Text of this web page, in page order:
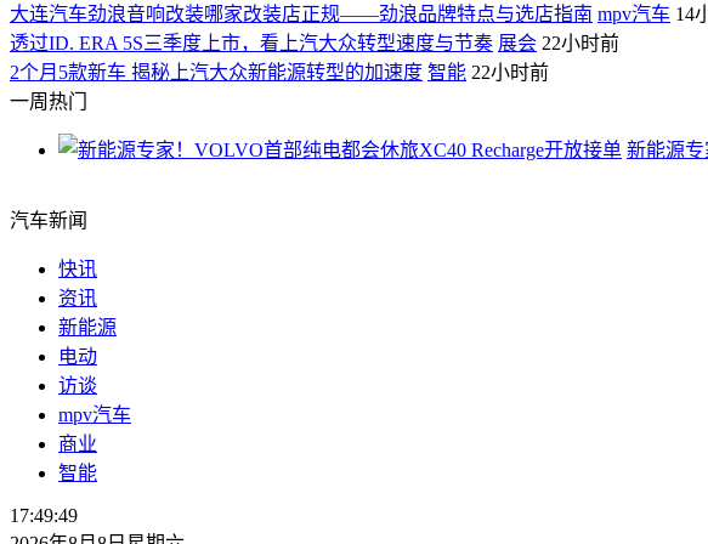
大连汽车劲浪音响改装哪家改装店正规——劲浪品牌特点与选店指南 mpv汽车 14
透过ID. ERA 5S三季度上市，看上汽大众转型速度与节奏 展会 22小时前
2个月5款新车 揭秘上汽大众新能源转型的加速度 智能 22小时前
一周热门
新能源专
汽车新闻
快讯
资讯
新能源
电动
访谈
mpv汽车
商业
智能
17:49:50